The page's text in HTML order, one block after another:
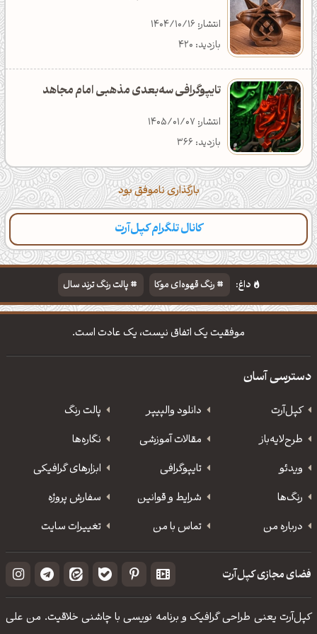
انتشار: 1404/10/16
بازدید: 420
تایپوگرافی سه‌بعدی مذهبی امام مجاهد
انتشار: 1405/01/07
بازدید: 366
بارگذاری ناموفق بود
کانال تلگرام کپل‌آرت
داغ: رنگ قهوه‌ای موکا
پالت رنگ ترند سال
دانلود والپیپر مذهبی
تایپوگرافی شعر مولانا
موفقیت یک اتفاق نیست، یک عادت است.
دسترسی آسان
کپل‌آرت دانلود‌ والپیپر
پالت رنگ
طرح‌لایه‌باز
مقالات آموزشی
نگاره‌ها
ویدئو
‌تایپوگرافی
ابزارهای گرافیکی
رنگ‌ها
شرایط و قوانین
سفارش پروژه
درباره من
تماس با من تغییرات سایت
فضای مجازی کپل‌آرت
کپل‌آرت یعنی طراحی گرافیک و برنامه نویسی با چاشنی خلاقیت. من علی